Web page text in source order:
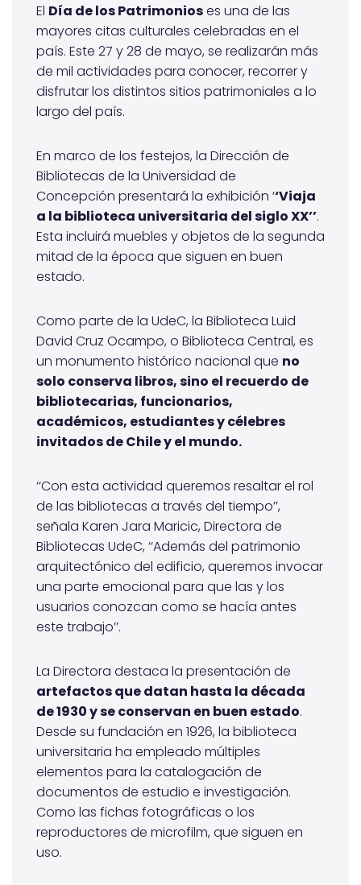
El Día de los Patrimonioses una de las
mayores citas culturales celebradas en el
país. Este 27 y 28 de mayo, se realizarán más
de mil actividades para conocer, recorrer y
disfrutar los distintos sitios patrimoniales a lo
largo del país.
En marco de los festejos, la Dirección de
Bibliotecas de la Universidad de
Concepción presentará la exhibición ‘‘Viaja
a la biblioteca universitaria del siglo XX’’.
Esta incluirá muebles y objetos de la segunda
mitad de la época que siguen en buen
estado.
Como parte de la UdeC, la Biblioteca Luid
David Cruz Ocampo, o Biblioteca Central, es
un monumento histórico nacional que no
solo conserva libros, sino el recuerdo de
bibliotecarias, funcionarios,
académicos, estudiantes y célebres
invitados de Chile y el mundo.
‘‘Con esta actividad queremos resaltar el rol
de las bibliotecas a través del tiempo’’,
señala Karen Jara Maricic, Directora de
Bibliotecas UdeC, ‘‘Además del patrimonio
arquitectónico del edificio, queremos invocar
una parte emocional para que las y los
usuarios conozcan como se hacía antes
este trabajo’’.
La Directora destaca la presentación de
artefactos que datan hasta la década
de 1930 y se conservan en buen estado.
Desde su fundación en 1926, la biblioteca
universitaria ha empleado múltiples
elementos para la catalogación de
documentos de estudio e investigación.
Como las fichas fotográficas o los
reproductores de microfilm, que siguen en
uso.